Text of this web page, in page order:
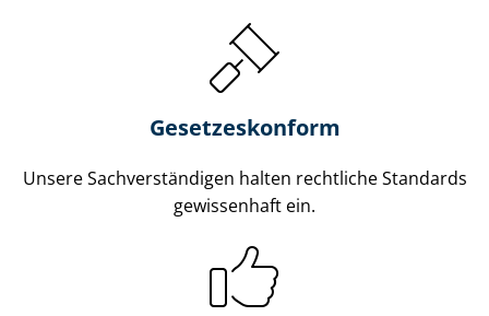
Gesetzes­konform
Unsere Sach­ver­stän­di­gen halten rechtliche Standards
gewissenhaft ein.